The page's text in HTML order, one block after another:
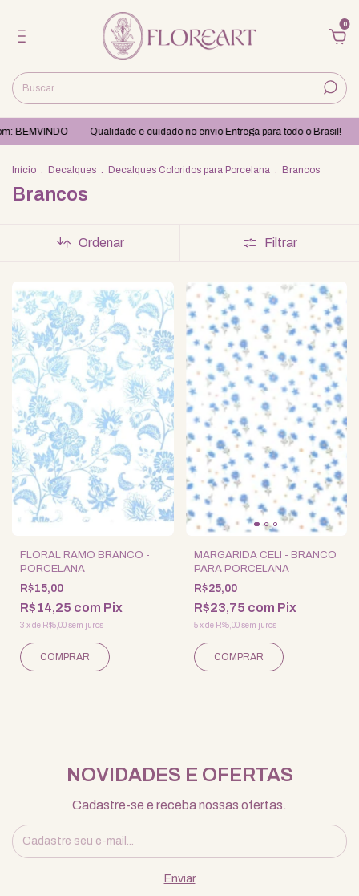
0
BEMVINDO Qualidade e cuidado no envio Entrega para todo o Brasil!
Início . Decalques . Decalques Coloridos para Porcelana . Brancos
Brancos
Ordenar Filtrar
FLORAL RAMO BRANCO -
PORCELANA
R$15,00
R$14,25 com Pix
3 xde R$5,00sem juros
MARGARIDA CELI - BRANCO
PARA PORCELANA
R$25,00
R$23,75 com Pix
5 xde R$5,00 sem juros
NOVIDADES E OFERTAS
Cadastre-se e receba nossas ofertas.